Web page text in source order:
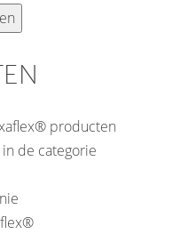
producten
in de categorie